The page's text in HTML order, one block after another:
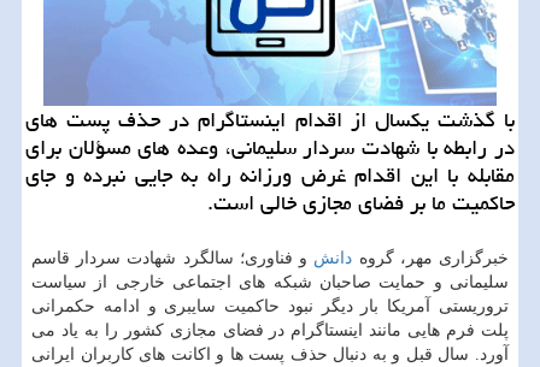
با گذشت یکسال از اقدام اینستاگرام در حذف پست های
در رابطه با شهادت سردار سلیمانی، وعده های مسؤلان برای
مقابله با این اقدام غرض ورزانه راه به جایی نبرده و جای
حاکمیت ما بر فضای مجازی خالی است.
خبرگزاری مهر، گروه دانش و فناوری؛ سالگرد شهادت سردار قاسم
سلیمانی و حمایت صاحبان شبکه های اجتماعی خارجی از سیاست
تروریستی آمریکا بار دیگر نبود حاکمیت سایبری و ادامه حکمرانی
پلت فرم هایی مانند اینستاگرام در فضای مجازی کشور را به یاد می
آورد. سال قبل و به دنبال حذف پست ها و اکانت های کاربران ایرانی